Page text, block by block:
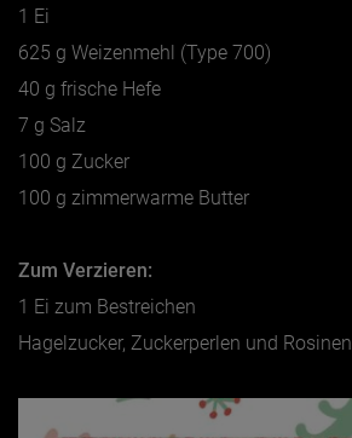
1 Ei
625 g Weizenmehl (Type 700)
40 g frische Hefe
7 g Salz
100 g Zucker
100 g zimmerwarme Butter
Zum Verzieren:
1 Ei zum Bestreichen
Hagelzucker, Zuckerperlen und Rosinen